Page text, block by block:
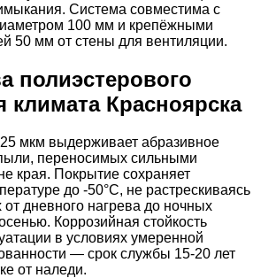
Система совместима с
100 мм и крепёжными
50 мм от стены для вентиляции.
полиэстерового
климата Красноярска
мкм выдерживает абразивное
переносимых сильными
края. Покрытие сохраняет
до -50°C, не растрескиваясь
от дневного нагрева до ночных
Коррозийная стойкость
в условиях умеренной
— срок службы 15-20 лет
от наледи.